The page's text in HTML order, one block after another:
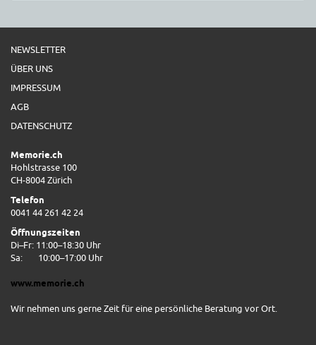
NEWSLETTER
ÜBER UNS
IMPRESSUM
AGB
DATENSCHUTZ
Memorie.ch
Hohlstrasse 100
CH-8004 Zürich
Telefon
0041 44 261 42 24
Öffnungszeiten
Di–Fr: 11:00–18:30 Uhr
Sa:
10:00–17:00 Uhr
www.memorie.ch
Wir nehmen uns gerne Zeit für eine persönliche Beratung vor Ort.